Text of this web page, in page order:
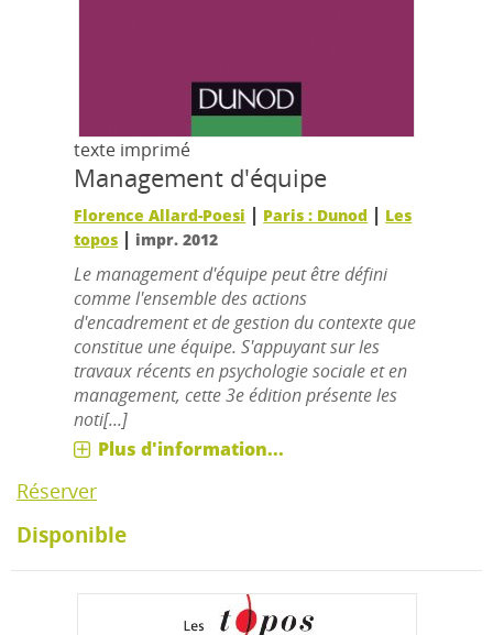
texte imprimé
Management d'équipe
Florence Allard-Poesi | Paris : Dunod | Les
topos | impr. 2012
Le management d'équipe peut être défini
comme l'ensemble des actions
d'encadrement et de gestion du contexte que
constitue une équipe. S'appuyant sur les
travaux récents en psychologie sociale et en
management, cette 3e édition présente les
noti[...]
Plus d'information...
Réserver
Disponible